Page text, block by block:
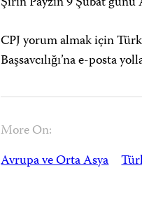
CPJ yorum almak için
Başsavcılığı’na e-posta
More On:
Avrupa ve Orta Asya